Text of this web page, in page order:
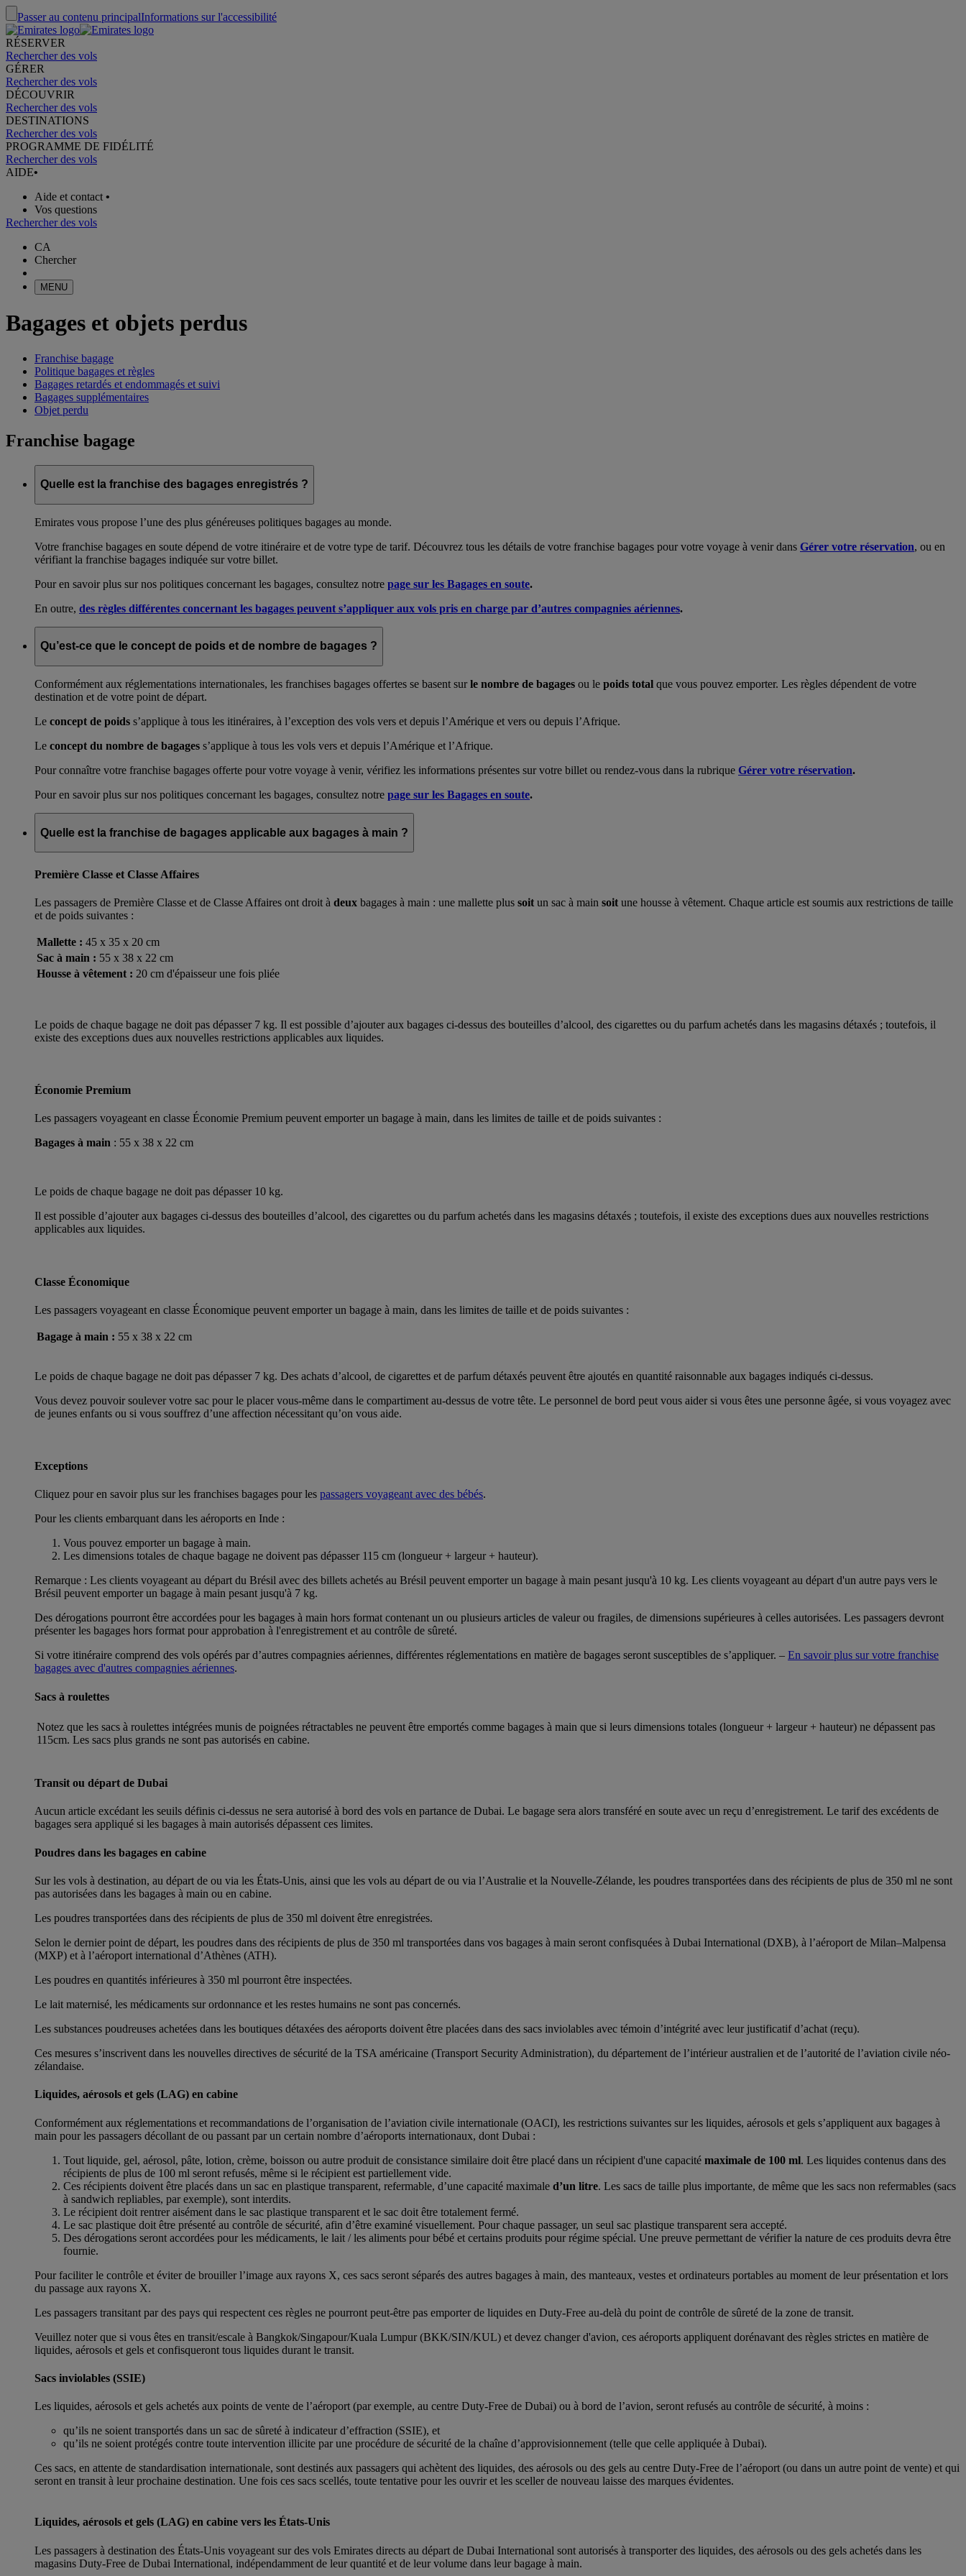
Passer au contenu principalInformations sur l'accessibilité
RÉSERVER
Rechercher des vols
GÉRER
Rechercher des vols
DÉCOUVRIR
Rechercher des vols
DESTINATIONS
Rechercher des vols
PROGRAMME DE FIDÉLITÉ
Rechercher des vols
AIDE•
Aide et contact •
Vos questions
Rechercher des vols
CA
Chercher
MENU
Bagages et objets perdus
Franchise bagage
Politique bagages et règles
Bagages retardés et endommagés et suivi
Bagages supplémentaires
Objet perdu
Franchise bagage
Quelle est la franchise des bagages enregistrés ?
Emirates vous propose l’une des plus généreuses politiques bagages au monde.
Votre franchise bagages en soute dépend de votre itinéraire et de votre type de tarif. Découvrez tous les détails de votre franchise bagages pour votre voyage à venir dans Gérer votre réservation, ou en
vérifiant la franchise bagages indiquée sur votre billet.
Pour en savoir plus sur nos politiques concernant les bagages, consultez notre page sur les Bagages en soute.
En outre, des règles différentes concernant les bagages peuvent s’appliquer aux vols pris en charge par d’autres compagnies aériennes.
Qu’est-ce que le concept de poids et de nombre de bagages ?
Conformément aux réglementations internationales, les franchises bagages offertes se basent surle nombre de bagages ou le poids total que vous pouvez emporter. Les règles dépendent de votre
destination et de votre point de départ.
Le concept de poids s’applique à tous les itinéraires, à l’exception des vols vers et depuis l’Amérique et vers ou depuis l’Afrique.
Le concept du nombre de bagages s’applique à tous les vols vers et depuis l’Amérique et l’Afrique.
Pour connaître votre franchise bagages offerte pour votre voyage à venir, vérifiez les informations présentes sur votre billet ou rendez-vous dans la rubrique Gérer votre réservation.
Pour en savoir plus sur nos politiques concernant les bagages, consultez notre page sur les Bagages en soute.
Quelle est la franchise de bagages applicable aux bagages à main ?
Première Classe et Classe Affaires
Les passagers de Première Classe et de Classe Affaires ont droit à deux bagages à main : une mallette plus soit un sac à main soit une housse à vêtement. Chaque article est soumis aux restrictions de taille
et de poids suivantes :
Mallette : 45 x 35 x 20 cm
Sac à main : 55 x 38 x 22 cm
Housse à vêtement : 20 cm d'épaisseur une fois pliée
Le poids de chaque bagage ne doit pas dépasser 7 kg. Il est possible d’ajouter aux bagages ci-dessus des bouteilles d’alcool, des cigarettes ou du parfum achetés dans les magasins détaxés ; toutefois, il
existe des exceptions dues aux nouvelles restrictions applicables aux liquides.
Économie Premium
Les passagers voyageant en classe Économie Premium peuvent emporter un bagage à main, dans les limites de taille et de poids suivantes :
Bagages à main : 55 x 38 x 22 cm
Le poids de chaque bagage ne doit pas dépasser 10 kg.
Il est possible d’ajouter aux bagages ci-dessus des bouteilles d’alcool, des cigarettes ou du parfum achetés dans les magasins détaxés ; toutefois, il existe des exceptions dues aux nouvelles restrictions
applicables aux liquides.
Classe Économique
Les passagers voyageant en classe Économique peuvent emporter un bagage à main, dans les limites de taille et de poids suivantes :
Bagage à main : 55 x 38 x 22 cm
Le poids de chaque bagage ne doit pas dépasser 7 kg. Des achats d’alcool, de cigarettes et de parfum détaxés peuvent être ajoutés en quantité raisonnable aux bagages indiqués ci-dessus.
Vous devez pouvoir soulever votre sac pour le placer vous-même dans le compartiment au-dessus de votre tête. Le personnel de bord peut vous aider si vous êtes une personne âgée, si vous voyagez avec
de jeunes enfants ou si vous souffrez d’une affection nécessitant qu’on vous aide.
Exceptions
Cliquez pour en savoir plus sur les franchises bagages pour les passagers voyageant avec des bébés.
Pour les clients embarquant dans les aéroports en Inde :
Vous pouvez emporter un bagage à main.
Les dimensions totales de chaque bagage ne doivent pas dépasser 115 cm (longueur + largeur + hauteur).
Remarque : Les clients voyageant au départ du Brésil avec des billets achetés au Brésil peuvent emporter un bagage à main pesant jusqu'à 10 kg. Les clients voyageant au départ d'un autre pays vers le
Brésil peuvent emporter un bagage à main pesant jusqu'à 7 kg.
Des dérogations pourront être accordées pour les bagages à main hors format contenant un ou plusieurs articles de valeur ou fragiles, de dimensions supérieures à celles autorisées. Les passagers devront
présenter les bagages hors format pour approbation à l'enregistrement et au contrôle de sûreté.
Si votre itinéraire comprend des vols opérés par d’autres compagnies aériennes, différentes réglementations en matière de bagages seront susceptibles de s’appliquer. – En savoir plus sur votre franchise
bagages avec d'autres compagnies aériennes.
Sacs à roulettes
Notez que les sacs à roulettes intégrées munis de poignées rétractables ne peuvent être emportés comme bagages à main que si leurs dimensions totales (longueur + largeur + hauteur) ne dépassent pas
115cm. Les sacs plus grands ne sont pas autorisés en cabine.
Transit ou départ de Dubai
Aucun article excédant les seuils définis ci-dessus ne sera autorisé à bord des vols en partance de Dubai. Le bagage sera alors transféré en soute avec un reçu d’enregistrement. Le tarif des excédents de
bagages sera appliqué si les bagages à main autorisés dépassent ces limites.
Poudres dans les bagages en cabine
Sur les vols à destination, au départ de ou via les États-Unis, ainsi que les vols au départ de ou via l’Australie et la Nouvelle-Zélande, les poudres transportées dans des récipients de plus de 350 ml ne sont
pas autorisées dans les bagages à main ou en cabine.
Les poudres transportées dans des récipients de plus de 350 ml doivent être enregistrées.
Selon le dernier point de départ, les poudres dans des récipients de plus de 350 ml transportées dans vos bagages à main seront confisquées à Dubai International (DXB), à l’aéroport de Milan–Malpensa
(MXP) et à l’aéroport international d’Athènes (ATH).
Les poudres en quantités inférieures à 350 ml pourront être inspectées.
Le lait maternisé, les médicaments sur ordonnance et les restes humains ne sont pas concernés.
Les substances poudreuses achetées dans les boutiques détaxées des aéroports doivent être placées dans des sacs inviolables avec témoin d’intégrité avec leur justificatif d’achat (reçu).
Ces mesures s’inscrivent dans les nouvelles directives de sécurité de la TSA américaine (Transport Security Administration), du département de l’intérieur australien et de l’autorité de l’aviation civile néo-
zélandaise.
Liquides, aérosols et gels (LAG) en cabine
Conformément aux réglementations et recommandations de l’organisation de l’aviation civile internationale (OACI), les restrictions suivantes sur les liquides, aérosols et gels s’appliquent aux bagages à
main pour les passagers décollant de ou passant par un certain nombre d’aéroports internationaux, dont Dubai :
Tout liquide, gel, aérosol, pâte, lotion, crème, boisson ou autre produit de consistance similaire doit être placé dans un récipient d'une capacité maximale de 100 ml. Les liquides contenus dans des
récipients de plus de 100 ml seront refusés, même si le récipient est partiellement vide.
Ces récipients doivent être placés dans un sac en plastique transparent, refermable, d’une capacité maximale d’un litre. Les sacs de taille plus importante, de même que les sacs non refermables (sacs
à sandwich repliables, par exemple), sont interdits.
Le récipient doit rentrer aisément dans le sac plastique transparent et le sac doit être totalement fermé.
Le sac plastique doit être présenté au contrôle de sécurité, afin d’être examiné visuellement. Pour chaque passager, un seul sac plastique transparent sera accepté.
Des dérogations seront accordées pour les médicaments, le lait / les aliments pour bébé et certains produits pour régime spécial. Une preuve permettant de vérifier la nature de ces produits devra être
fournie.
Pour faciliter le contrôle et éviter de brouiller l’image aux rayons X, ces sacs seront séparés des autres bagages à main, des manteaux, vestes et ordinateurs portables au moment de leur présentation et lors
du passage aux rayons X.
Les passagers transitant par des pays qui respectent ces règles ne pourront peut-être pas emporter de liquides en Duty-Free au-delà du point de contrôle de sûreté de la zone de transit.
Veuillez noter que si vous êtes en transit/escale à Bangkok/Singapour/Kuala Lumpur (BKK/SIN/KUL) et devez changer d'avion, ces aéroports appliquent dorénavant des règles strictes en matière de
liquides, aérosols et gels et confisqueront tous liquides durant le transit.
Sacs inviolables (SSIE)
Les liquides, aérosols et gels achetés aux points de vente de l’aéroport (par exemple, au centre Duty-Free de Dubai) ou à bord de l’avion, seront refusés au contrôle de sécurité, à moins :
qu’ils ne soient transportés dans un sac de sûreté à indicateur d’effraction (SSIE), et
qu’ils ne soient protégés contre toute intervention illicite par une procédure de sécurité de la chaîne d’approvisionnement (telle que celle appliquée à Dubai).
Ces sacs, en attente de standardisation internationale, sont destinés aux passagers qui achètent des liquides, des aérosols ou des gels au centre Duty-Free de l’aéroport (ou dans un autre point de vente) et qui
seront en transit à leur prochaine destination. Une fois ces sacs scellés, toute tentative pour les ouvrir et les sceller de nouveau laisse des marques évidentes.
Liquides, aérosols et gels (LAG) en cabine vers les États-Unis
Les passagers à destination des États-Unis voyageant sur des vols Emirates directs au départ de Dubai International sont autorisés à transporter des liquides, des aérosols ou des gels achetés dans les
magasins Duty-Free de Dubai International, indépendamment de leur quantité et de leur volume dans leur bagage à main.